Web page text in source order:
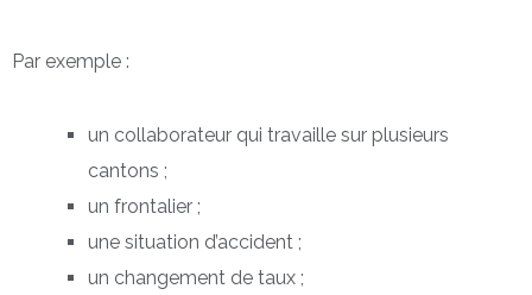
Par exemple :
un collaborateur qui travaille sur plusieurs
cantons ;
un frontalier ;
une situation d’accident ;
un changement de taux ;